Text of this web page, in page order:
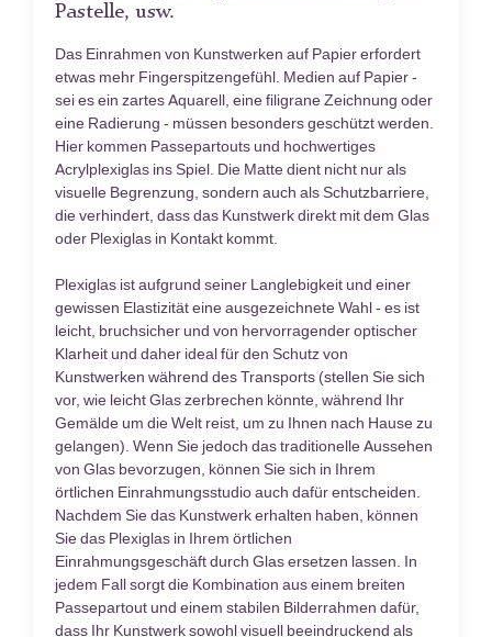
Pastelle, usw.
Das Einrahmen von Kunstwerken auf Papier erfordert
etwas mehr Fingerspitzengefühl. Medien auf Papier -
sei es ein zartes Aquarell, eine filigrane Zeichnung oder
eine Radierung - müssen besonders geschützt werden.
Hier kommen Passepartouts und hochwertiges
Acrylplexiglas ins Spiel. Die Matte dient nicht nur als
visuelle Begrenzung, sondern auch als Schutzbarriere,
die verhindert, dass das Kunstwerk direkt mit dem Glas
oder Plexiglas in Kontakt kommt.
Plexiglas ist aufgrund seiner Langlebigkeit und einer
gewissen Elastizität eine ausgezeichnete Wahl - es ist
leicht, bruchsicher und von hervorragender optischer
Klarheit und daher ideal für den Schutz von
Kunstwerken während des Transports (stellen Sie sich
vor, wie leicht Glas zerbrechen könnte, während Ihr
Gemälde um die Welt reist, um zu Ihnen nach Hause zu
gelangen). Wenn Sie jedoch das traditionelle Aussehen
von Glas bevorzugen, können Sie sich in Ihrem
örtlichen Einrahmungsstudio auch dafür entscheiden.
Nachdem Sie das Kunstwerk erhalten haben, können
Sie das Plexiglas in Ihrem örtlichen
Einrahmungsgeschäft durch Glas ersetzen lassen. In
jedem Fall sorgt die Kombination aus einem breiten
Passepartout und einem stabilen Bilderrahmen dafür,
dass Ihr Kunstwerk sowohl visuell beeindruckend als